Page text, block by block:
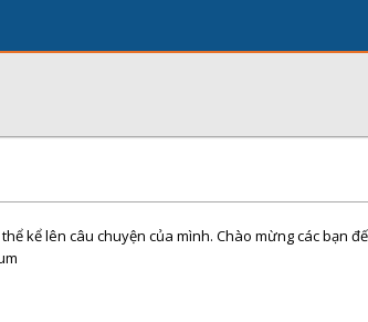
kể lên câu chuyện của mình. Chào mừng các bạn